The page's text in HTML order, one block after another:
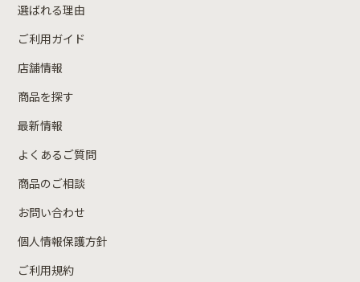
選ばれる理由
ご利用ガイド
店舗情報
商品を探す
最新情報
よくあるご質問
商品のご相談
お問い合わせ
個人情報保護方針
ご利用規約